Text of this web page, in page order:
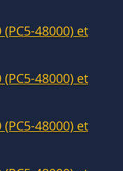
48000) et
48000) et
48000) et